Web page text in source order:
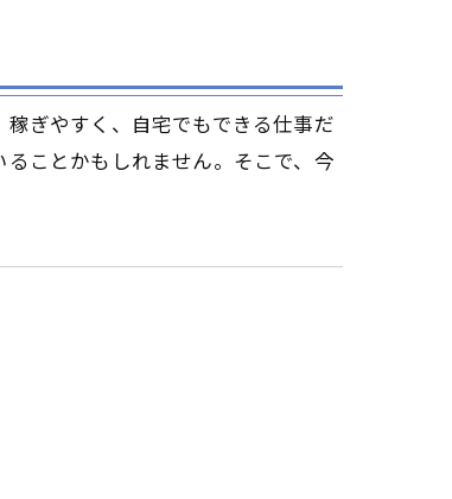
ぎやすく、自宅でもできる仕事だ
ことかもしれません。そこで、今